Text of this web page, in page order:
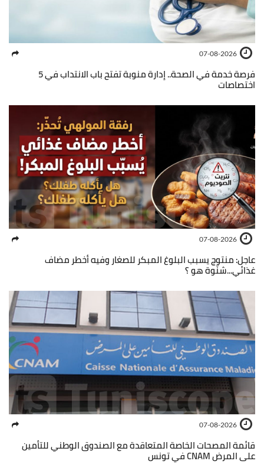
07-08-2026
فرصة خدمة في الصحة.. إدارة منوبة تفتح باب الانتداب في 5
اختصاصات
07-08-2026
عاجل: منتوج يسبب البلوغ المبكر للصغار وفيه أخطر مضاف
غذائي...شنّوة هو ؟
07-08-2026
قائمة المصحات الخاصة المتعاقدة مع الصندوق الوطني للتأمين
على المرض CNAM في تونس